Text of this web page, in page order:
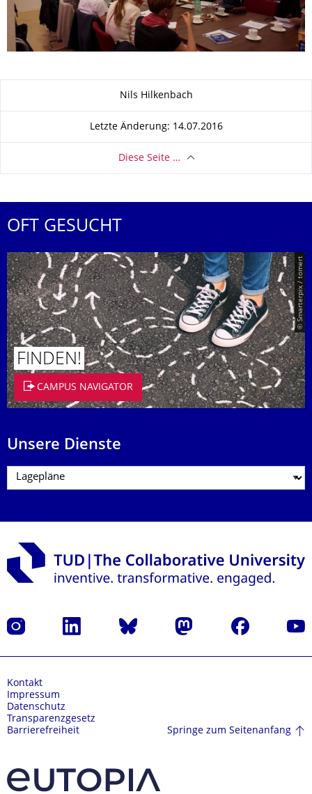
Nils Hilkenbach
Letzte Änderung: 14.07.2016
Diese Seite …
OFT GESUCHT
© Smarterpix / tomert
FINDEN!
CAMPUS NAVIGATOR
Unsere Dienste
Instagram LinkedIn Bluesky Mastodon Facebook
Kontakt
Impressum
Datenschutz
Transparenzgesetz
Barrierefreiheit
Springe zum Seitenanfang